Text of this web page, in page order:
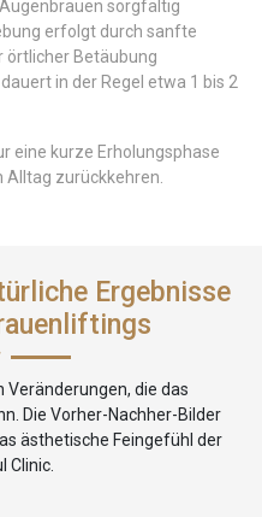
sorgfältig
erfolgt durch sanfte
örtlicher Betäubung
in der Regel etwa 1 bis 2
eine kurze Erholungsphase
Alltag zurückkehren.
Ergebnisse
Veränderungen, die das
Die Vorher-Nachher-Bilder
ästhetische Feingefühl der
Clinic.